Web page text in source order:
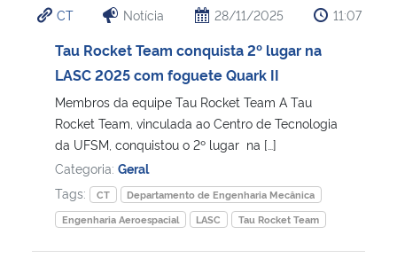
Ministério da Cidadania
Ministério de Minas e Energia
Ministério da Ciência, Tecnologia, Inovações e Comunicações
Ministério do Meio Ambiente
Ministério do Turismo
CT Notícia 28/11/2025 11:07
Tau Rocket Team conquista 2º lugar na
LASC 2025 com foguete Quark II
Membros da equipe Tau Rocket Team A Tau
Rocket Team, vinculada ao Centro de Tecnologia
da UFSM, conquistou o 2º lugar na […]
Categoria: Geral
Tags:
CT
Departamento de Engenharia Mecânica
Engenharia Aeroespacial
LASC Tau Rocket Team